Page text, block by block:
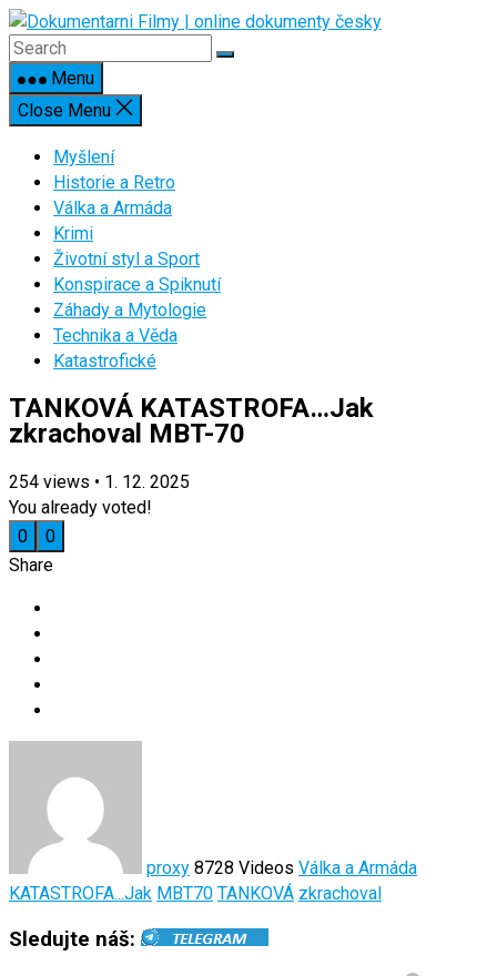
Skip
to
contentMenu
Close Menu
Myšlení
Historie a Retro
Válka a Armáda
Krimi
Životní styl a Sport
Konspirace a Spiknutí
Záhady a Mytologie
Technika a Věda
Katastrofické
TANKOVÁ KATASTROFA…Jak
zkrachoval MBT-70
254 views • 1. 12. 2025
You already voted!
0
0
Share
proxy 8728 Videos Válka a Armáda
KATASTROFA...Jak MBT70 TANKOVÁ zkrachoval
Sledujte náš: